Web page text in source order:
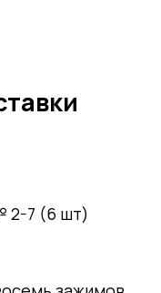
2-7 (6 шт)